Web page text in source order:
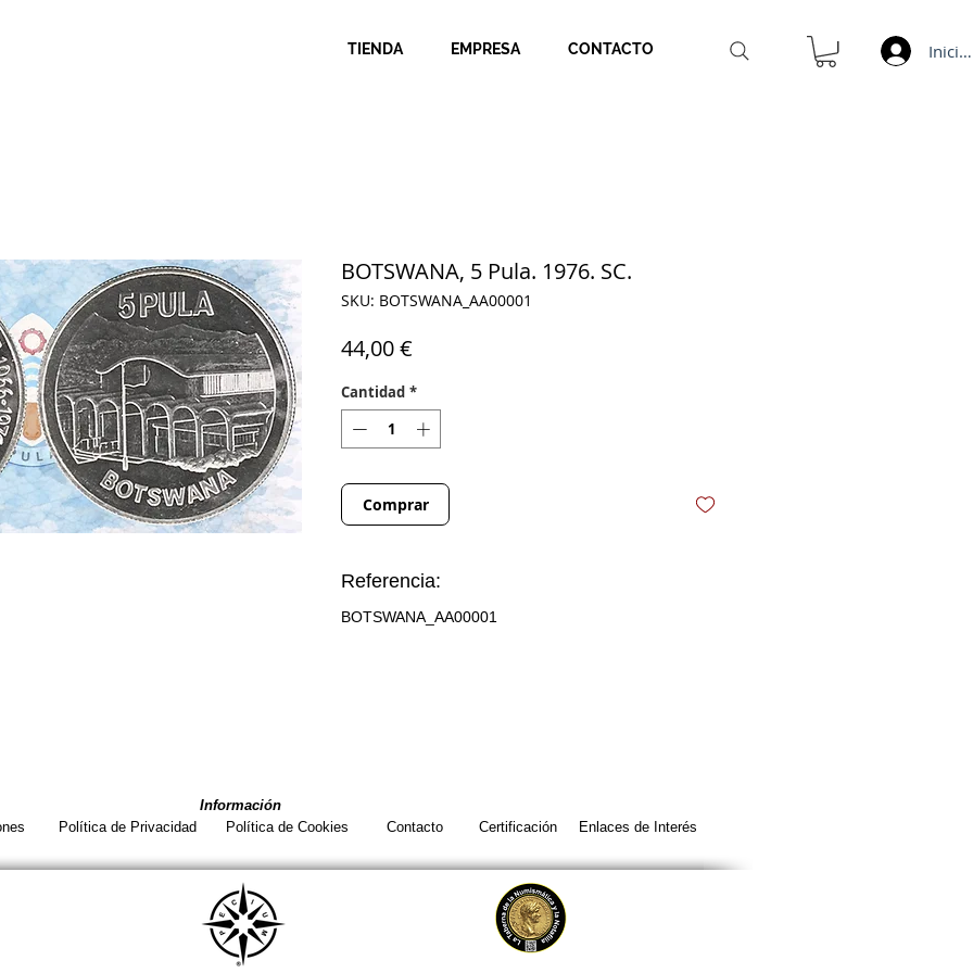
TIENDA EMPRESA CONTACTO
BOTSWANA, 5 Pula. 1976. SC.
SKU: BOTSWANA_AA00001
44,00 €
Cantidad *
Comprar
Referencia:
BOTSWANA_AA00001
Información
Política de Privacidad Política de Cookies Contacto Certificación Enlaces de Interés